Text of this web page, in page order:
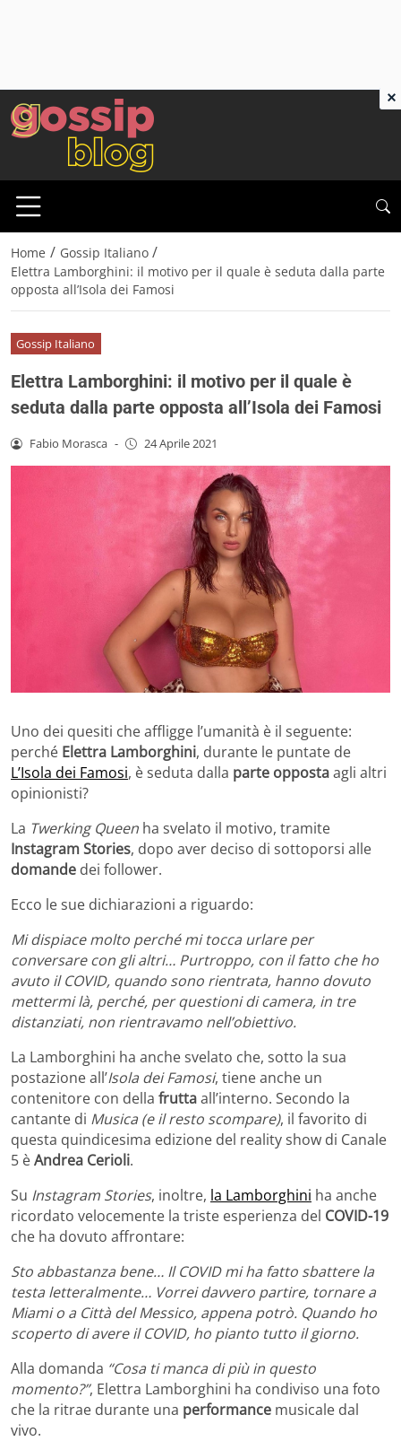
Home / Gossip Italiano /
Elettra Lamborghini: il motivo per il quale è seduta dalla parte
opposta all’Isola dei Famosi
Gossip Italiano
Elettra Lamborghini: il motivo per il quale è
seduta dalla parte opposta all’Isola dei Famosi
Fabio Morasca - 24 Aprile 2021
Uno dei quesiti che affligge l’umanità è il seguente:
perché Elettra Lamborghini, durante le puntate de
L’Isola dei Famosi, è seduta dalla parte oppostaagli altri
opinionisti?
La Twerking Queen ha svelato il motivo, tramite
Instagram Stories, dopo aver deciso di sottoporsi alle
domande dei follower.
Ecco le sue dichiarazioni a riguardo:
Mi dispiace molto perché mi tocca urlare per
conversare con gli altri… Purtroppo, con il fatto che ho
avuto il COVID, quando sono rientrata, hanno dovuto
mettermi là, perché, per questioni di camera, in tre
distanziati, non rientravamo nell’obiettivo.
La Lamborghini ha anche svelato che, sotto la sua
postazione all’Isola dei Famosi, tiene anche un
contenitore con della fruttaall’interno. Secondo la
cantante di Musica (e il resto scompare), il favorito di
questa quindicesima edizione del reality show di Canale
5 èAndrea Cerioli.
Su Instagram Stories, inoltre, la Lamborghini ha anche
ricordato velocemente la triste esperienza del COVID-19
che ha dovuto affrontare:
Sto abbastanza bene… Il COVID mi ha fatto sbattere la
testa letteralmente… Vorrei davvero partire, tornare a
Miami o a Città del Messico, appena potrò. Quando ho
scoperto di avere il COVID, ho pianto tutto il giorno.
Alla domanda “Cosa ti manca di più in questo
momento?”, Elettra Lamborghini ha condiviso una foto
che la ritrae durante una performance musicale dal
vivo.
×